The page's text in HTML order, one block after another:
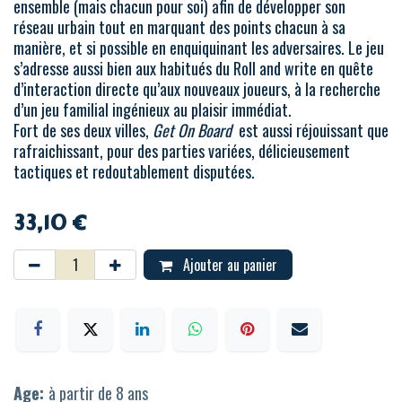
ensemble (mais chacun pour soi) afin de développer son
réseau urbain tout en marquant des points chacun à sa
manière, et si possible en enquiquinant les adversaires. Le jeu
s’adresse aussi bien aux habitués du Roll and write en quête
d’interaction directe qu’aux nouveaux joueurs, à la recherche
d’un jeu familial ingénieux au plaisir immédiat.
Fort de ses deux villes, Get On Boardest aussi réjouissant que
rafraichissant, pour des parties variées, délicieusement
tactiques et redoutablement disputées.
33,10€
Ajouter au panier
Age: à partir de 8 ans